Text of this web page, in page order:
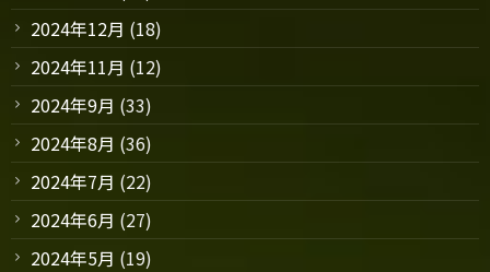
2024年12月 (18)
2024年11月 (12)
2024年9月 (33)
2024年8月 (36)
2024年7月 (22)
2024年6月 (27)
2024年5月 (19)